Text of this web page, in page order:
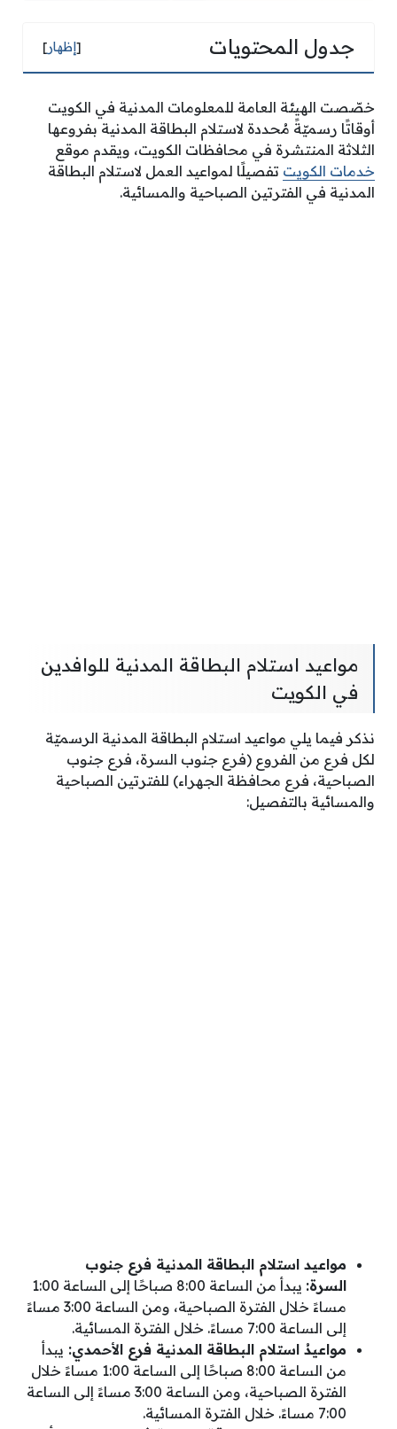
جدول المحتويات [إظهار]
خصّصت الهيئة العامة للمعلومات المدنية في الكويت
أوقاتًا رسميّةً مُحددة لاستلام البطاقة المدنية بفروعها
الثلاثة المنتشرة في محافظات الكويت، ويقدم موقع
خدمات الكويت تفصيلًا لمواعيد العمل لاستلام البطاقة
المدنية في الفترتين الصباحية والمسائية.
مواعيد استلام البطاقة المدنية للوافدين
في الكويت
نذكر فيما يلي مواعيد استلام البطاقة المدنية الرسميّة
لكل فرع من الفروع (فرع جنوب السرة، فرع جنوب
الصباحية، فرع محافظة الجهراء) للفترتين الصباحية
والمسائية بالتفصيل:
مواعيد استلام البطاقة المدنية فرع جنوب
السرة:
يبدأ من الساعة 8:00 صباحًا إلى الساعة 1:00
مساءً خلال الفترة الصباحية، ومن الساعة 3:00 مساءً
إلى الساعة 7:00 مساءً. خلال الفترة المسائية.
مواعيدُ استلام البطاقة المدنية فرع الأحمدي: يبدأ
من الساعة 8:00 صباحًا إلى الساعة 1:00 مساءً خلال
الفترة الصباحية، ومن الساعة 3:00 مساءً إلى الساعة
7:00 مساءً. خلال الفترة المسائية.